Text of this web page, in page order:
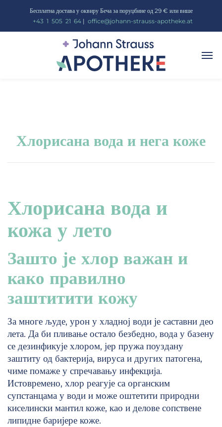
Бесплатна достава у оквиру Беча за поруџбине од 29 € или више
+43 1 505_ 21 64| office@johann-strauss-apotheke.at
Хлорисана вода и нега коже
Хлорисана вода и
кожа у лето
Зашто је хлор важан и
како правилно
заштитити кожу
За многе људе, урон у хладној води је саставни део
лета. Да би пливање остало безбедно, вода у базену
се дезинфикује хлором, јер пружа поуздану
заштиту од бактерија, вируса и других патогена,
чиме помаже у спречавању инфекција.
Истовремено, хлор реагује са органским
супстанцама у води и може оштетити природни
киселински мантил коже, као и делове сопствене
липидне баријере коже.